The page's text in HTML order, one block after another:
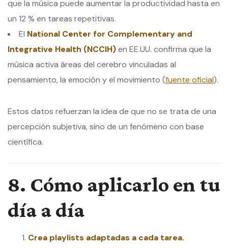
que la música puede aumentar la productividad hasta en
un 12 % en tareas repetitivas.
El National Center for Complementary and
Integrative Health (NCCIH)en EE.UU. confirma que la
música activa áreas del cerebro vinculadas al
pensamiento, la emoción y el movimiento (fuente oficial).
Estos datos refuerzan la idea de que no se trata de una
percepción subjetiva, sino de un fenómeno con base
científica.
8. Cómo aplicarlo en tu
día a día
Crea playlists adaptadas a cada tarea.